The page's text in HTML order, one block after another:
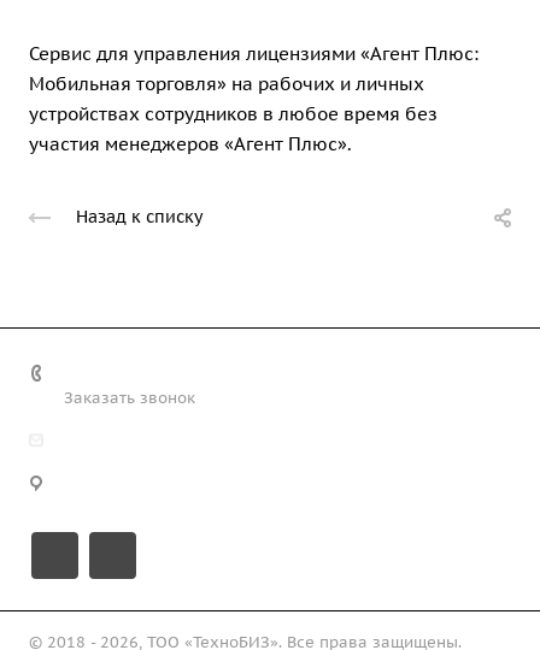
Сервис для управления лицензиями «Агент Плюс:
Мобильная торговля» на рабочих и личных
устройствах сотрудников в любое время без
участия менеджеров «Агент Плюс».
Назад к списку
Заказать звонок
© 2018 - 2026, ТОО «ТехноБИЗ». Все права защищены.